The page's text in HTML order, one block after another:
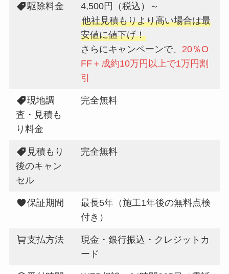
駆除料金
4,500円（税込）～
他社見積もりより高い場合は最
安値に値下げ！
さらにキャンペーンで、 20％O
FF＋成約10万円以上で1万円割
引
現地調
査・見積も
り料金
完全無料
見積もり
後のキャン
セル
完全無料
保証期間
最長5年（施工1年後の無料点検
付き）
支払方法
現金・銀行振込・クレジットカ
ード